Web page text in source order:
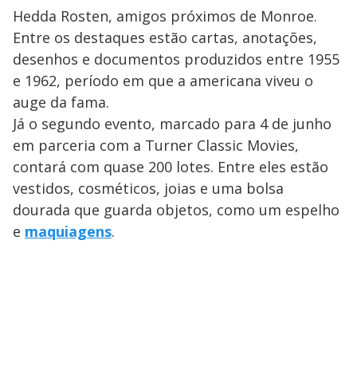
Hedda Rosten, amigos próximos de Monroe.
Entre os destaques estão cartas, anotações,
desenhos e documentos produzidos entre 1955
e 1962, período em que a americana viveu o
auge da fama.
Já o segundo evento, marcado para 4 de junho
em parceria com a Turner Classic Movies,
contará com quase 200 lotes. Entre eles estão
vestidos, cosméticos, joias e uma bolsa
dourada que guarda objetos, como um espelho
e maquiagens.